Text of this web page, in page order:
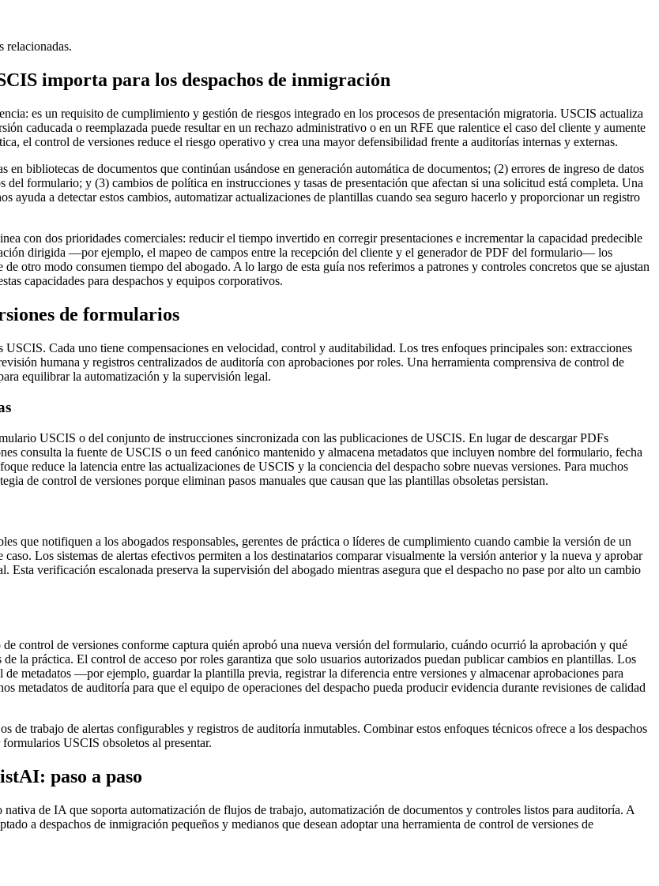
relacionadas.
importa para los despachos de inmigración
es un requisito de cumplimiento y gestión de riesgos integrado en los procesos de presentación migratoria. USCIS actualiza
caducada o reemplazada puede resultar en un rechazo administrativo o en un RFE que ralentice el caso del cliente y aumente
el control de versiones reduce el riesgo operativo y crea una mayor defensibilidad frente a auditorías internas y externas.
bibliotecas de documentos que continúan usándose en generación automática de documentos; (2) errores de ingreso de datos
formulario; y (3) cambios de política en instrucciones y tasas de presentación que afectan si una solicitud está completa. Una
ayuda a detectar estos cambios, automatizar actualizaciones de plantillas cuando sea seguro hacerlo y proporcionar un registro
con dos prioridades comerciales: reducir el tiempo invertido en corregir presentaciones e incrementar la capacidad predecible
dirigida —por ejemplo, el mapeo de campos entre la recepción del cliente y el generador de PDF del formulario— los
otro modo consumen tiempo del abogado. A lo largo de esta guía nos referimos a patrones y controles concretos que se ajustan
capacidades para despachos y equipos corporativos.
de formularios
Cada uno tiene compensaciones en velocidad, control y auditabilidad. Los tres enfoques principales son: extracciones
humana y registros centralizados de auditoría con aprobaciones por roles. Una herramienta comprensiva de control de
equilibrar la automatización y la supervisión legal.
USCIS o del conjunto de instrucciones sincronizada con las publicaciones de USCIS. En lugar de descargar PDFs
consulta la fuente de USCIS o un feed canónico mantenido y almacena metadatos que incluyen nombre del formulario, fecha
reduce la latencia entre las actualizaciones de USCIS y la conciencia del despacho sobre nuevas versiones. Para muchos
de control de versiones porque eliminan pasos manuales que causan que las plantillas obsoletas persistan.
que notifiquen a los abogados responsables, gerentes de práctica o líderes de cumplimiento cuando cambie la versión de un
Los sistemas de alertas efectivos permiten a los destinatarios comparar visualmente la versión anterior y la nueva y aprobar
verificación escalonada preserva la supervisión del abogado mientras asegura que el despacho no pase por alto un cambio
control de versiones conforme captura quién aprobó una nueva versión del formulario, cuándo ocurrió la aprobación y qué
la práctica. El control de acceso por roles garantiza que solo usuarios autorizados puedan publicar cambios en plantillas. Los
metadatos —por ejemplo, guardar la plantilla previa, registrar la diferencia entre versiones y almacenar aprobaciones para
metadatos de auditoría para que el equipo de operaciones del despacho pueda producir evidencia durante revisiones de calidad
de trabajo de alertas configurables y registros de auditoría inmutables. Combinar estos enfoques técnicos ofrece a los despachos
USCIS obsoletos al presentar.
paso a paso
de IA que soporta automatización de flujos de trabajo, automatización de documentos y controles listos para auditoría. A
a despachos de inmigración pequeños y medianos que desean adoptar una herramienta de control de versiones de